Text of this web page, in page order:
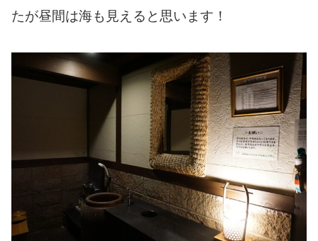
たが昼間は海も見えると思います！